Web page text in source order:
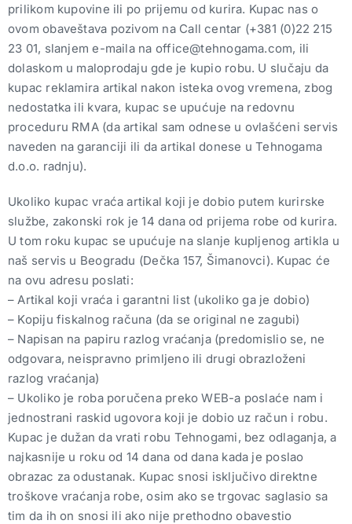
prilikom kupovine ili po prijemu od kurira. Kupac nas o
ovom obaveštava pozivom na Call centar (+381 (0)22 215
23 01, slanjem e-maila na office@tehnogama.com, ili
dolaskom u maloprodaju gde je kupio robu. U slučaju da
kupac reklamira artikal nakon isteka ovog vremena, zbog
nedostatka ili kvara, kupac se upućuje na redovnu
proceduru RMA (da artikal sam odnese u ovlašćeni servis
naveden na garanciji ili da artikal donese u Tehnogama
d.o.o. radnju).
Ukoliko kupac vraća artikal koji je dobio putem kurirske
službe, zakonski rok je 14 dana od prijema robe od kurira.
U tom roku kupac se upućuje na slanje kupljenog artikla u
naš servis u Beogradu (Dečka 157, Šimanovci). Kupac će
na ovu adresu poslati:
– Artikal koji vraća i garantni list (ukoliko ga je dobio)
– Kopiju fiskalnog računa (da se original ne zagubi)
– Napisan na papiru razlog vraćanja (predomislio se, ne
odgovara, neispravno primljeno ili drugi obrazloženi
razlog vraćanja)
– Ukoliko je roba poručena preko WEB-a poslaće nam i
jednostrani raskid ugovora koji je dobio uz račun i robu.
Kupac je dužan da vrati robu Tehnogami, bez odlaganja, a
najkasnije u roku od 14 dana od dana kada je poslao
obrazac za odustanak. Kupac snosi isključivo direktne
troškove vraćanja robe, osim ako se trgovac saglasio sa
tim da ih on snosi ili ako nije prethodno obavestio